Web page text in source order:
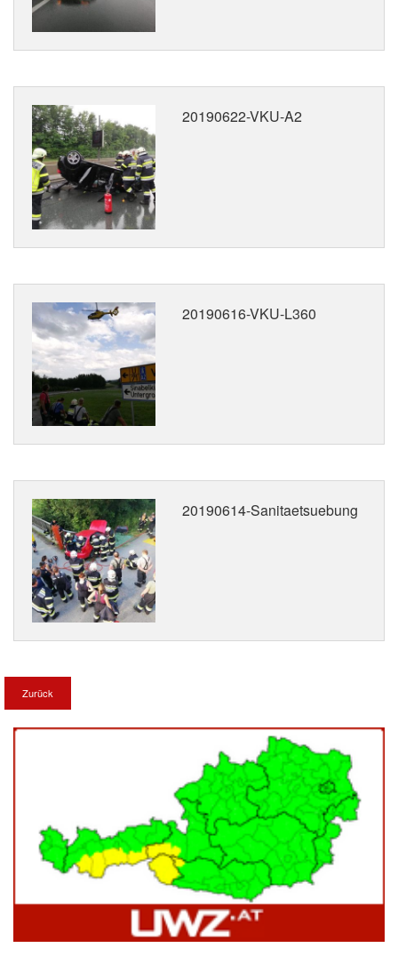
20190622-VKU-A2
20190616-VKU-L360
20190614-Sanitaetsuebung
Zurück